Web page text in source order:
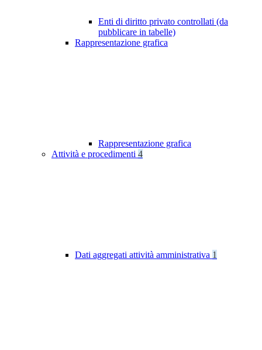
Enti di diritto privato controllati (da
pubblicare in tabelle)
Rappresentazione grafica
Rappresentazione grafica
Attività e procedimenti 4
Dati aggregati attività amministrativa 1